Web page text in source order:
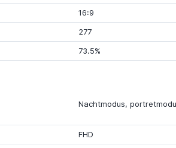
16:9
277
73.5%
Nachtmodus,
FHD